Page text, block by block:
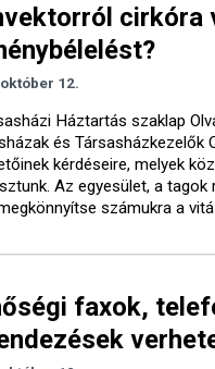
12.
Háztartás szaklap
és Társasházkezelők
kérdéseire, melyek
Az egyesület, a
számukra a
faxok,